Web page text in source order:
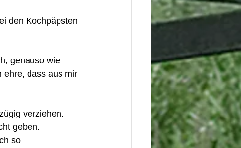
den Kochpäpsten
genauso wie
ehre, dass aus mir
verziehen.
geben.
so